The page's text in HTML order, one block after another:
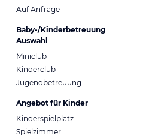
Auf Anfrage
Baby-/Kinderbetreuung
Auswahl
Miniclub
Kinderclub
Jugendbetreuung
Angebot für Kinder
Kinderspielplatz
Spielzimmer